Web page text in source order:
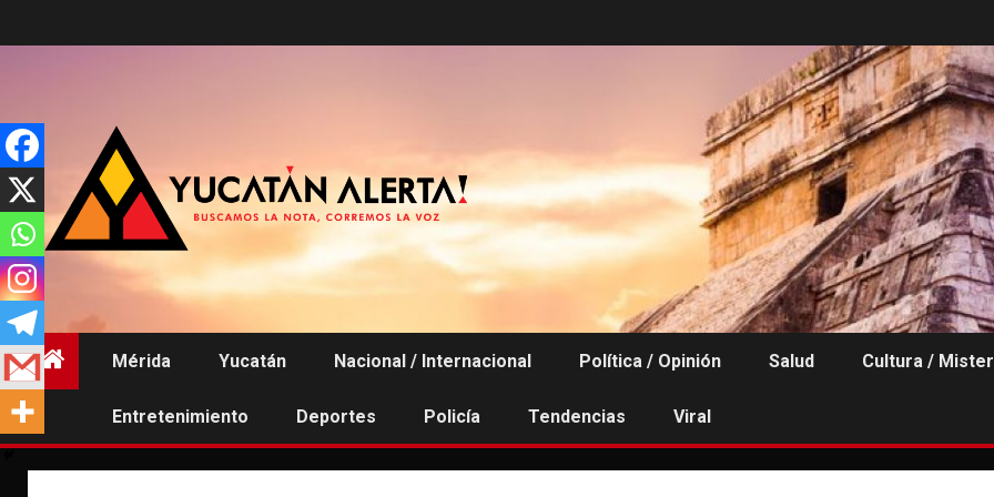
al
Mérida Yucatán Nacional / Internacional Política / Opinión Salud Cultura /
Entretenimiento Deportes Policía Tendencias Viral